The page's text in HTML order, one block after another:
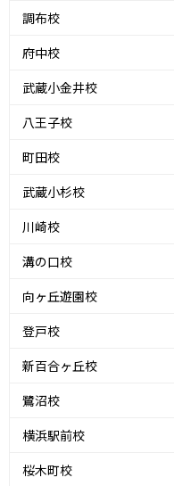
調布校
府中校
武蔵小金井校
八王子校
町田校
武蔵小杉校
川崎校
溝の口校
向ヶ丘遊園校
登戸校
新百合ヶ丘校
鷺沼校
横浜駅前校
桜木町校